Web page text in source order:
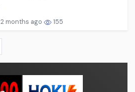
2 months ago 155